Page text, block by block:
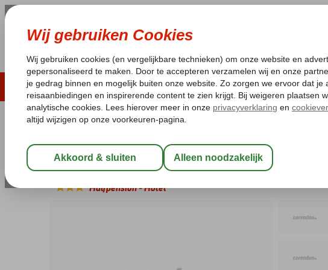
ZOMER 2026 LAST MINUTES WINTERZON
Laagsteprijsgarantie* Geen fueltoeslag
Home
Griekenland Kreta Anissaras Oceanis
Oceanis
Halfpension-Hotel